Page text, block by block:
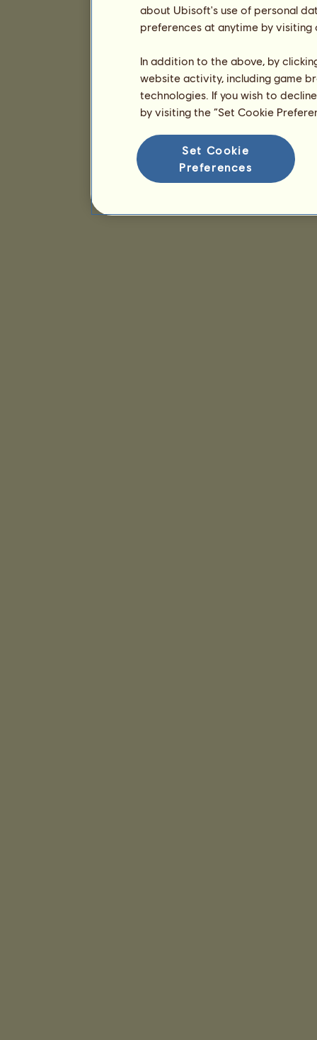
about Ubisoft's use of personal
preferences at anytime by
In addition to the above, by
website activity, including game
technologies. If you wish to
by visiting the “Set Cookie
Set Cookie
Preferences